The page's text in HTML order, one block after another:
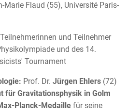
Marie Flaud (55), Université Paris-
und Teilnehmer
und des 14.
Tournament
Prof. Dr. Jürgen Ehlers (72)
für Gravitationsphysik in Golm
Planck-Medaille für seine